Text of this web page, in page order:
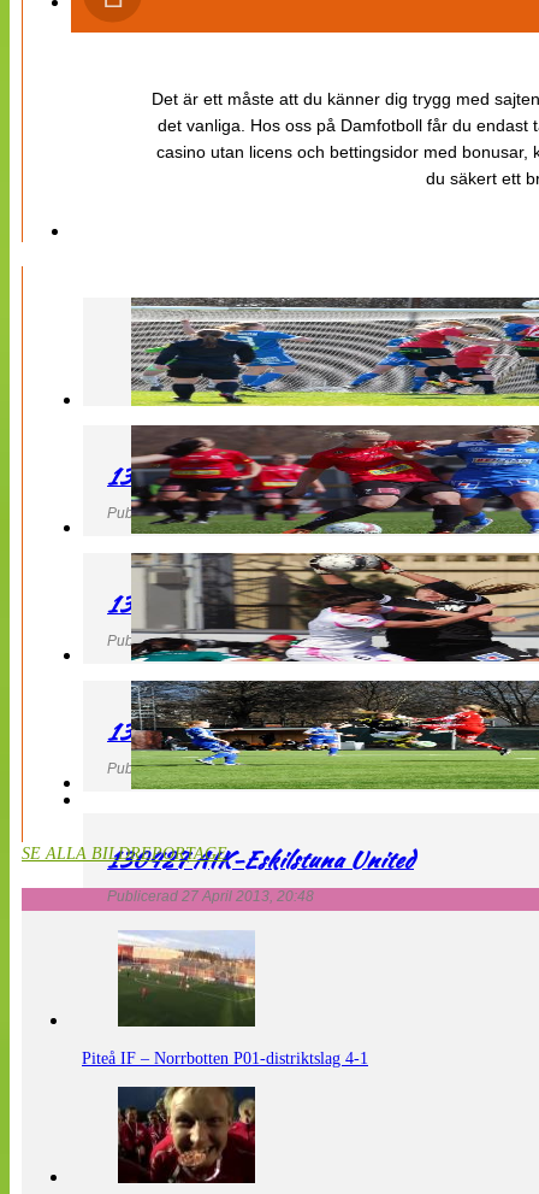
Det är ett måste att du känner dig trygg med
det vanliga. Hos oss på Damfotboll får du
casino utan licens och bettingsidor med
du säkert ett
130427 LB 07 – QBIK
Publicerad 27 April 2013, 22:40
130427 IF Limhamn Bunkeflo – QBIK
Publicerad 27 April 2013, 21:10
130427 LdB FC Malmö – Mallbackens IF
Publicerad 27 April 2013, 20:54
130427 AIK-Eskilstuna United
Publicerad 27 April 2013, 20:48
SE ALLA BILDREPORTAGE
Piteå IF – Norrbotten P01-distriktslag 4-1